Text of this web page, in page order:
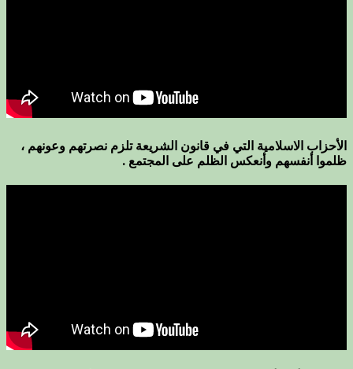
الأحزاب الاسلامية التي في قانون الشريعة تلزم نصرتهم وعونهم ،
ظلموا أنفسهم وأنعكس الظلم على المجتمع .